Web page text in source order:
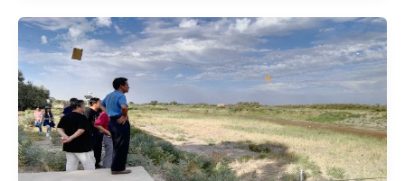
by
the
River
Black